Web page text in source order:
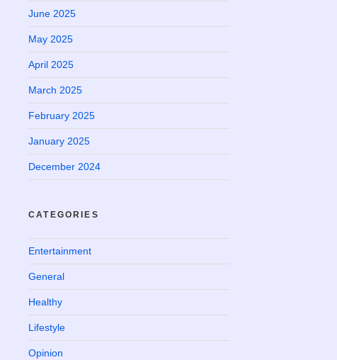
June 2025
May 2025
April 2025
March 2025
February 2025
January 2025
December 2024
CATEGORIES
Entertainment
General
Healthy
Lifestyle
Opinion